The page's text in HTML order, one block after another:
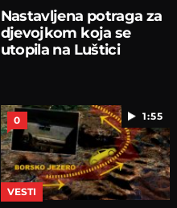
Nastavljena potraga za
djevojkom koja se
utopila na Luštici
1:55
0
VESTI